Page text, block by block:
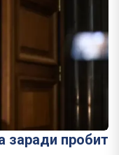
заради пробит